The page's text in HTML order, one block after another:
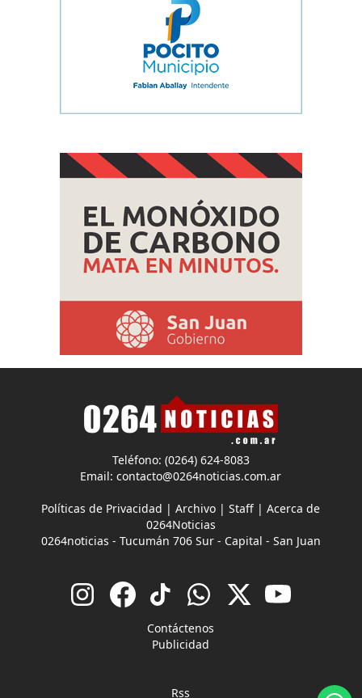
Teléfono: (0264) 624-8083
Email:contacto@0264noticias.com.ar
Políticas de Privacidad |Archivo |Staff |Acerca de
0264Noticias
0264noticias - Tucumán 706 Sur - Capital - San Juan
Contáctenos
Publicidad
Rss